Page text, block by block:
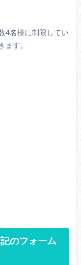
4名様に制限してい
す。
のフォーム